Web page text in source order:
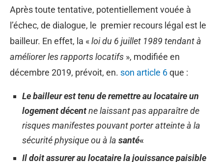
Après toute tentative, potentiellement vouée à
l’échec, de dialogue, le premier recours légal est le
bailleur. En effet, la «loi du 6 juillet 1989 tendant à
améliorer les rapports locatifs », modifiée en
décembre 2019, prévoit, en. son article 6que :
Le bailleur est tenu de remettre au locataire un
logement décentne laissant pas apparaître de
risques manifestes pouvant porter atteinte à la
sécurité physique ou à la santé«
Il doit assurer au locataire la jouissance paisible